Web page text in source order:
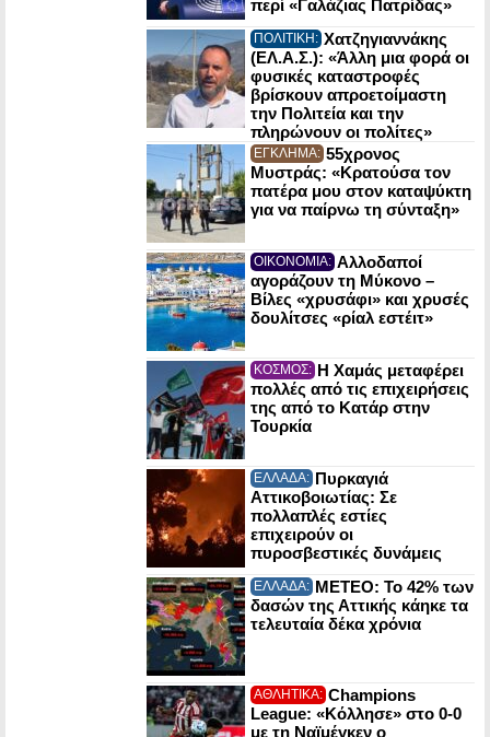
περί «Γαλάζιας Πατρίδας»
ΠΟΛΙΤΙΚΗ: Χατζηγιαννάκης
(ΕΛ.Α.Σ.): «Άλλη μια φορά οι
φυσικές καταστροφές
βρίσκουν απροετοίμαστη
την Πολιτεία και την
πληρώνουν οι πολίτες»
ΕΓΚΛΗΜΑ: 55χρονος
Μυστράς: «Κρατούσα τον
πατέρα μου στον καταψύκτη
για να παίρνω τη σύνταξη»
ΟΙΚΟΝΟΜΙΑ: Αλλοδαποί
αγοράζουν τη Μύκονο –
Βίλες «χρυσάφι» και χρυσές
δουλίτσες «ρίαλ εστέιτ»
ΚΟΣΜΟΣ: Η Χαμάς μεταφέρει
πολλές από τις επιχειρήσεις
της από το Κατάρ στην
Τουρκία
ΕΛΛΑΔΑ: Πυρκαγιά
Αττικοβοιωτίας: Σε
πολλαπλές εστίες
επιχειρούν οι
πυροσβεστικές δυνάμεις
ΕΛΛΑΔΑ: ΜΕΤΕΟ: Το 42% των
δασών της Αττικής κάηκε τα
τελευταία δέκα χρόνια
ΑΘΛΗΤΙΚΑ: Champions
League: «Κόλλησε» στο 0-0
με τη Ναϊμέγκεν ο